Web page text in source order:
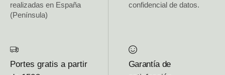
realizadas en España
(Península)
confidencial de datos.
Portes gratis a partir
Garantía de